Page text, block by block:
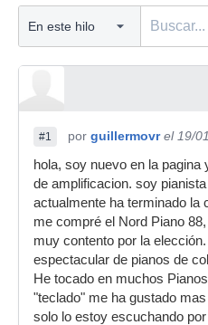
#1 por guillermovr el 19/
hola, soy nuevo en la
de amplificacion. soy
actualmente ha terminado la
me compré el Nord Piano
muy contento por la
espectacular de pianos de
He tocado en muchos
"teclado" me ha gustado
solo lo estoy escuchando